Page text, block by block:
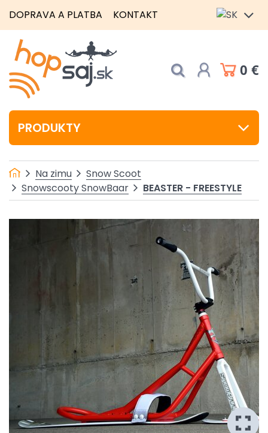
DOPRAVA A PLATBA KONTAKT
0 €
PRODUKTY
Na zimu
Snow Scoot
Snowscooty SnowBaar
BEASTER - FREESTYLE